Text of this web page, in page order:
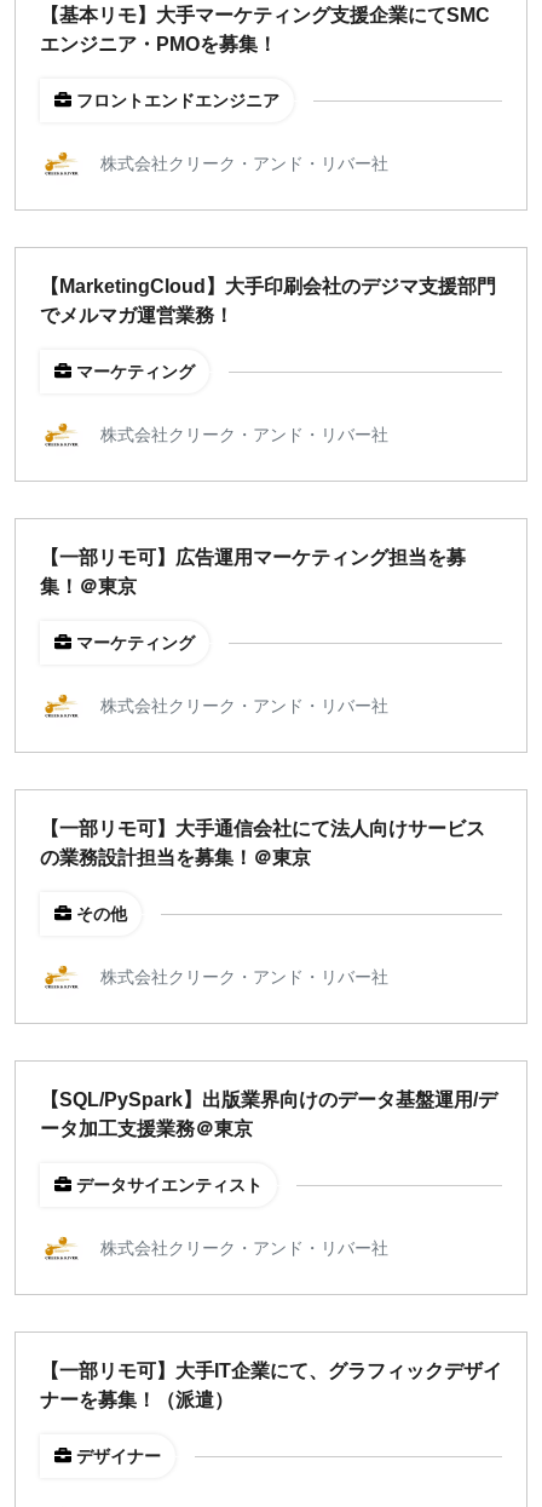
【基本リモ】大手マーケティング支援企業にてSMC
エンジニア・PMOを募集！
フロントエンドエンジニア
株式会社クリーク・アンド・リバー社
【MarketingCloud】大手印刷会社のデジマ支援部門
でメルマガ運営業務！
マーケティング
株式会社クリーク・アンド・リバー社
【一部リモ可】広告運用マーケティング担当を募
集！＠東京
マーケティング
株式会社クリーク・アンド・リバー社
【一部リモ可】大手通信会社にて法人向けサービス
の業務設計担当を募集！＠東京
その他
株式会社クリーク・アンド・リバー社
【SQL/PySpark】出版業界向けのデータ基盤運用/デ
ータ加工支援業務＠東京
データサイエンティスト
株式会社クリーク・アンド・リバー社
【一部リモ可】大手IT企業にて、グラフィックデザイ
ナーを募集！（派遣）
デザイナー